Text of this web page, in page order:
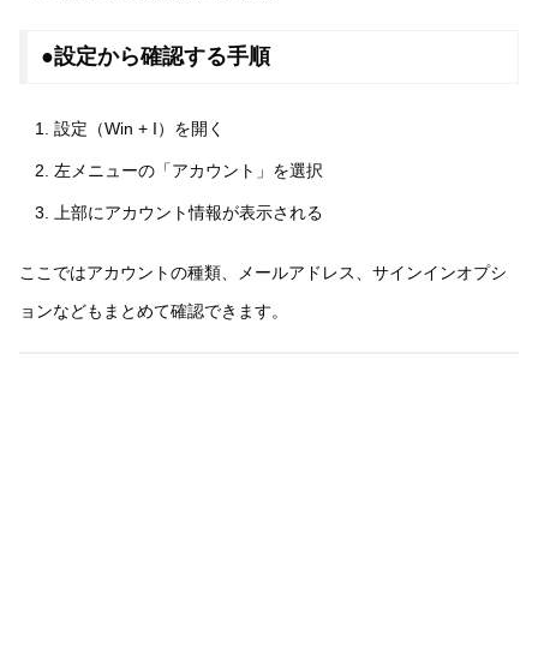
●設定から確認する手順
設定（Win + I）を開く
左メニューの「アカウント」を選択
上部にアカウント情報が表示される
ここではアカウントの種類、メールアドレス、サインインオプシ
ョンなどもまとめて確認できます。